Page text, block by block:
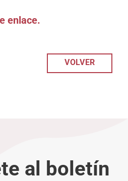
enlace.
VOLVER
al boletín